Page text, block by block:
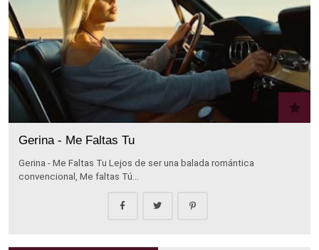
Gerina - Me Faltas Tu
Gerina - Me Faltas Tu Lejos de ser una balada romántica
convencional, Me faltas Tú…